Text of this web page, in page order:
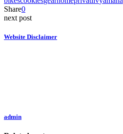
Share0
next post
Website Disclaimer
admin